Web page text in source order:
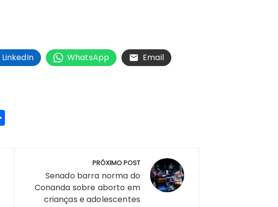
LinkedIn WhatsApp
Email
PRÓXIMO POST
Senado barra norma do
Conanda sobre aborto em
crianças e adolescentes